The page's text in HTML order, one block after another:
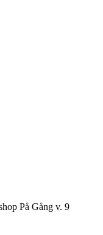
På Gång v. 9